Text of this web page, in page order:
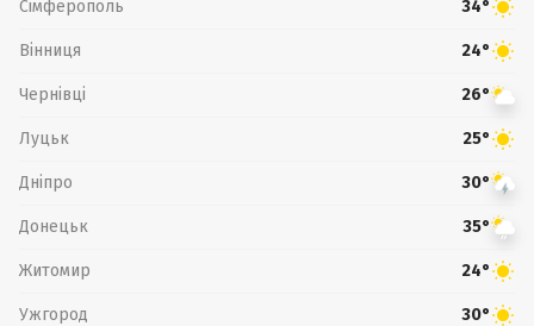
Сімферополь 34°
Вінниця 24°
Чернівці 26°
Луцьк 25°
Дніпро 30°
Донецьк 35°
Житомир 24°
Ужгород 30°